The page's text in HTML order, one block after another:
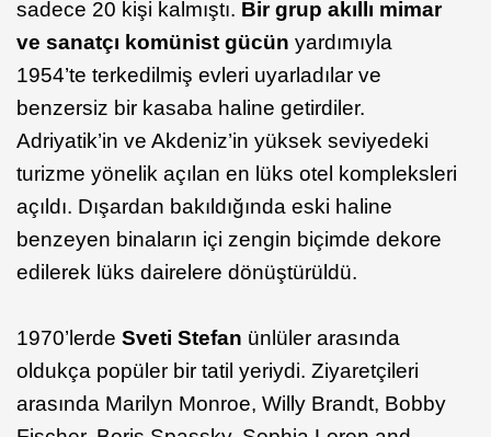
sadece 20 kişi kalmıştı. Bir grup akıllı mimar
ve sanatçı komünist gücün yardımıyla
1954’te terkedilmiş evleri uyarladılar ve
benzersiz bir kasaba haline getirdiler.
Adriyatik’in ve Akdeniz’in yüksek seviyedeki
turizme yönelik açılan en lüks otel kompleksleri
açıldı. Dışardan bakıldığında eski haline
benzeyen binaların içi zengin biçimde dekore
edilerek lüks dairelere dönüştürüldü.
1970’lerde Sveti Stefan ünlüler arasında
oldukça popüler bir tatil yeriydi. Ziyaretçileri
arasında Marilyn Monroe, Willy Brandt, Bobby